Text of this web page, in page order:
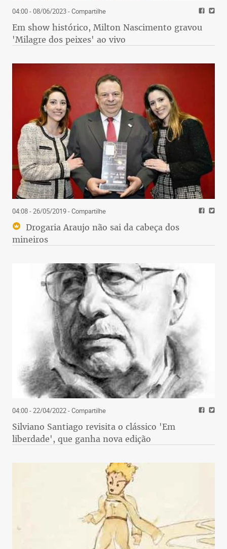
04:00 - 08/06/2023- Compartilhe
Em show histórico, Milton Nascimento gravou
'Milagre dos peixes' ao vivo
04:08 - 26/05/2019- Compartilhe
Drogaria Araujo não sai da cabeça dos
mineiros
04:00 - 22/04/2022- Compartilhe
Silviano Santiago revisita o clássico 'Em
liberdade', que ganha nova edição